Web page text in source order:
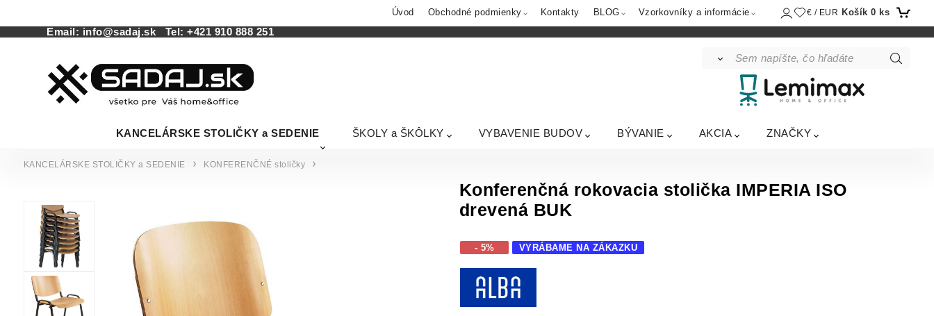
Úvod Obchodné podmienky Kontakty BLOG Vzorkovníky a informácie € / EUR Košík 0 ks
Email: info@sadaj.sk Tel:+421 910 888 251
KANCELÁRSKE STOLIČKY a SEDENIE ŠKOLY a ŠKÔLKY VYBAVENIE BUDOV BÝVANIE AKCIA ZNAČKY
KANCELÁRSKE STOLIČKY a SEDENIE KONFERENČNÉ stoličky
Konferenčná rokovacia stolička IMPERIA ISO
drevená BUK
- 5% VYRÁBAME NA ZÁKAZKU